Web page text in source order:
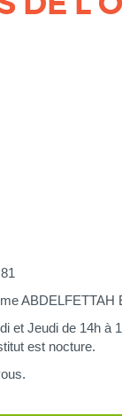
ABDELFETTAH
et Jeudi de 14h à
est nocture.